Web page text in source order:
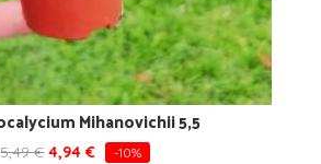
Mihanovichii 5,5
5,49€ 4,94€ -10%